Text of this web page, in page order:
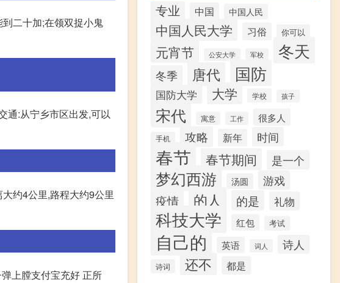
二十加;在领双捉小鬼
通:从宁乡市区出发,可以
约4公里,路程大约9公里
上膛支付宝充好 正所
专业 中国 中国人民
中国人民大学 习俗 你可以
元宵节 公安大学 军校 冬天
冬季 唐代 国防
国防大学 大学 学校 孩子
宋代 寓意 工作 很多人
手机 攻略 新年 时间
春节 春节期间 是一个
梦幻西游 汤圆 游戏
疫情 的人 的是 礼物
科技大学 红包 考试
自己的 英语 词人 诗人
诗词 还不 都是